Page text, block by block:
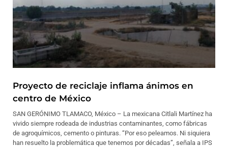
Proyecto de reciclaje inflama ánimos en
centro de México
SAN GERÓNIMO TLAMACO, México – La mexicana Citlali Martínez ha
vivido siempre rodeada de industrias contaminantes, como fábricas
de agroquímicos, cemento o pinturas. “Por eso peleamos. Ni siquiera
han resuelto la problemática que tenemos por décadas”, señala a IPS